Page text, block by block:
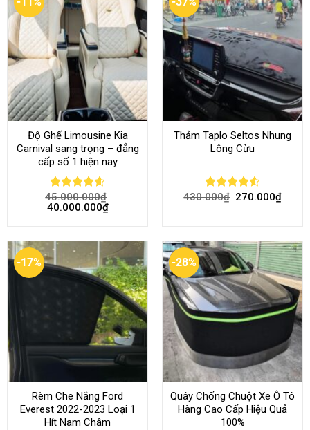
Độ Ghế Limousine Kia
Carnival sang trọng – đẳng
cấp số 1 hiện nay
Rated4.58
out of 5
45.000.000₫
40.000.000₫
Thảm Taplo Seltos Nhung
Lông Cừu
Rated
430.000₫ 270.000₫
-17%
Rèm Che Nắng Ford
Everest 2022-2023 Loại 1
Hít Nam Châm
-28%
Quây Chống Chuột Xe Ô Tô
Hàng Cao Cấp Hiệu Quả
100%